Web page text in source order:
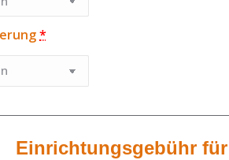
*
Einrichtungsgebühr für